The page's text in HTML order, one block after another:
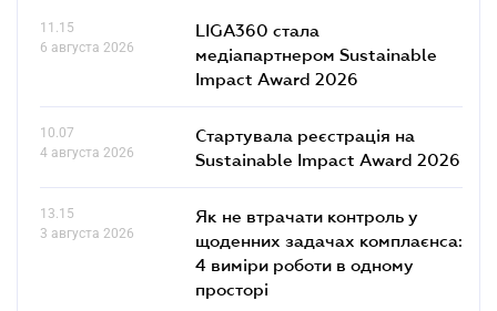
11.15
6 августа 2026
LIGA360 стала
медіапартнером Sustainable
Impact Award 2026
10.07
4 августа 2026
Стартувала реєстрація на
Sustainable Impact Award 2026
13.15
3 августа 2026
Як не втрачати контроль у
щоденних задачах комплаєнса:
4 виміри роботи в одному
просторі